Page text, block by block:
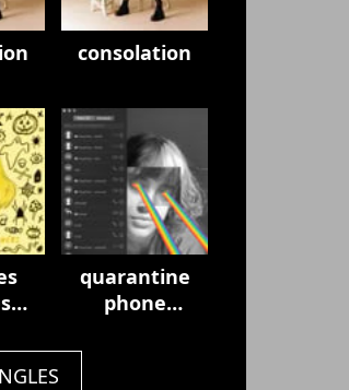
consolation
quarantine
phone